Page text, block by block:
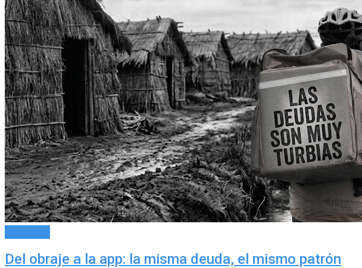
Del obraje a la app: la misma deuda, el mismo patrón